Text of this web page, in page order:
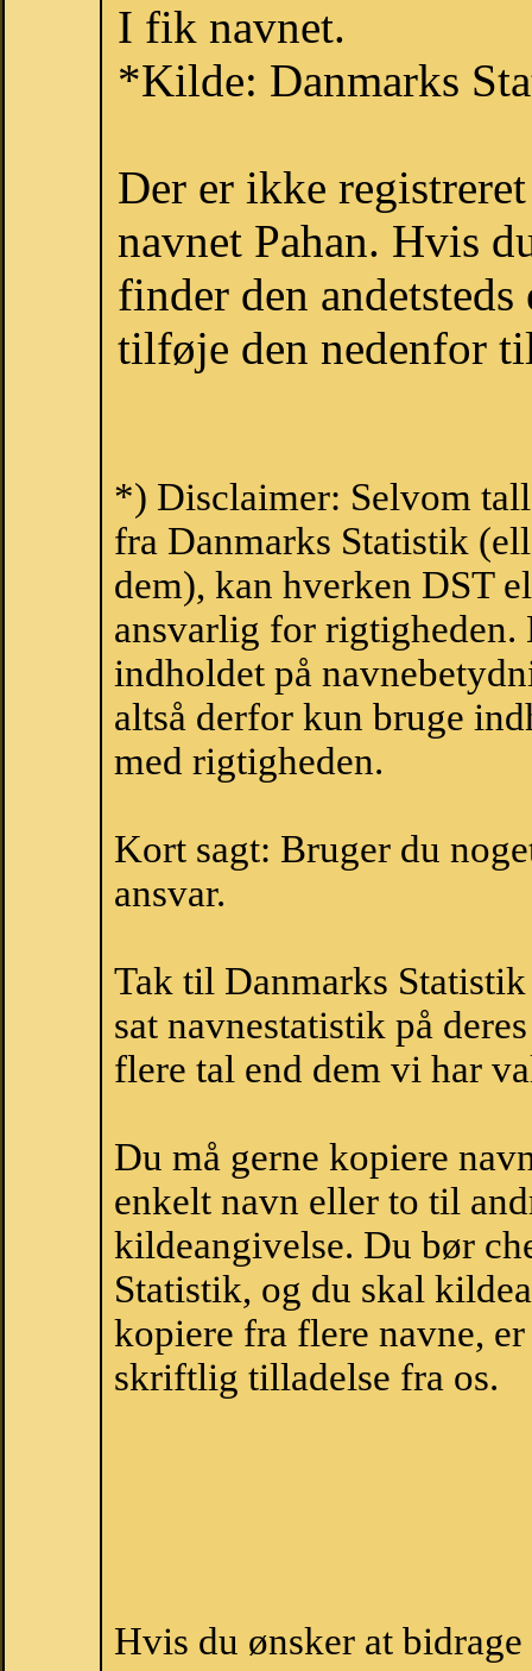
I fik navnet.
*Kilde: Danmarks
Der er ikke
navnet Pahan. Hvis
finder den
tilføje den nedenfor
*) Disclaimer: Selvom
fra Danmarks Statistik
dem), kan hverken DST
ansvarlig for
indholdet på
altså derfor kun bruge
med rigtigheden.
Kort sagt: Bruger du
ansvar.
Tak til Danmarks
sat navnestatistik på
flere tal end dem vi har
Du må gerne kopiere
enkelt navn eller to til
kildeangivelse. Du bør
Statistik, og du skal
kopiere fra flere navne,
skriftlig tilladelse fra os.
Hvis du ønsker at